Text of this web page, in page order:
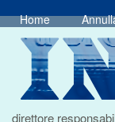
Home
direttore